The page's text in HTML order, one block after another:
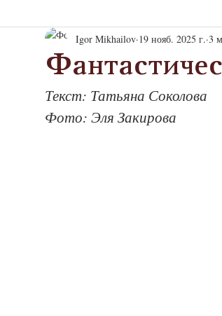
Igor Mikhailov 19 нояб. 2025 г. 3
Текст: Татьяна Соколова
Фото: Эля Закирова